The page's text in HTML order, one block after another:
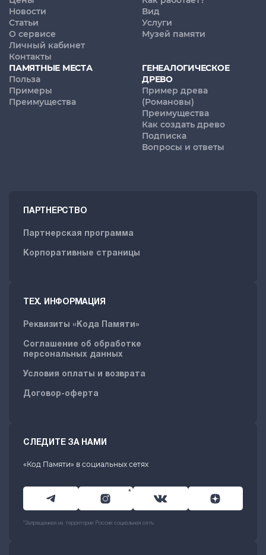
Новости
Статьи
О сервисе
Личный кабинет
Контакты
Вид
Услуги
Музей памяти
ПАМЯТНЫЕ МЕСТА
Польза
Примеры
Преимущества
ГЕНЕАЛОГИЧЕСКОЕ
ДРЕВО
Пример древа
(Романовы)
Преимущества
Как создать древо
Подписка
Вопросы и ответы
ПАРТНЕРСТВО
Партнерская программа
Корпоративные страницы
ТЕХ. ИНФОРМАЦИЯ
Реквизиты «Кода Памяти»
Соглашение об обработке
персональных данных
Условия оплаты и возврата
Договор-оферта
СЛЕДИТЕ ЗА НАМИ
«Код Памяти» в социальных сетях
*
*Запрещенная на территории России социальная сеть